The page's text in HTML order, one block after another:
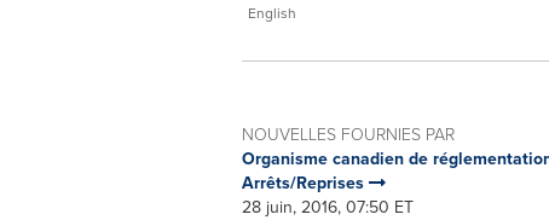
English
NOUVELLES FOURNIES PAR
Organisme canadien de
Arrêts/Reprises
28 juin, 2016, 07:50 ET